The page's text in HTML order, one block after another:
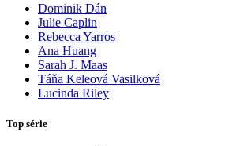
Dominik Dán
Julie Caplin
Rebecca Yarros
Ana Huang
Sarah J. Maas
Táňa Keleová Vasilková
Lucinda Riley
Top série